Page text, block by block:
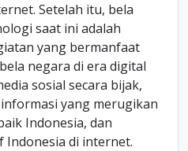
Setelah itu, bela
saat ini adalah
yang bermanfaat
negara di era digital
sosial secara bijak,
yang merugikan
Indonesia, dan
Indonesia di internet.